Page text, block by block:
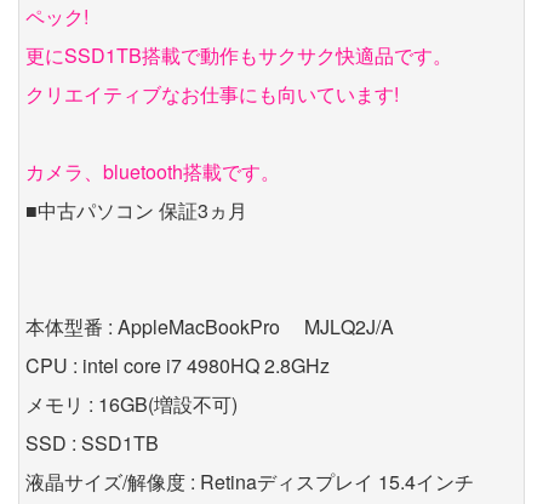
ペック!
更にSSD1TB搭載で動作もサクサク快適品です。
クリエイティブなお仕事にも向いています!
カメラ、bluetooth搭載です。
■中古パソコン 保証3ヵ月
本体型番 : AppleMacBookPro MJLQ2J/A
CPU : intel core i7 4980HQ 2.8GHz
メモリ : 16GB(増設不可)
SSD : SSD1TB
液晶サイズ/解像度 : Retinaディスプレイ 15.4インチ